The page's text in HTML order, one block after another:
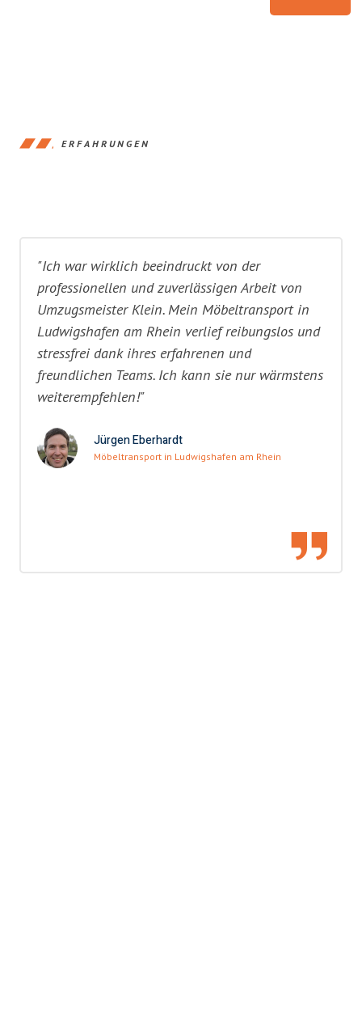
ERFAHRUNGEN
"Ich war wirklich beeindruckt von der
professionellen und zuverlässigen Arbeit von
Umzugsmeister Klein. Mein Möbeltransport in
Ludwigshafen am Rhein verlief reibungslos und
stressfrei dank ihres erfahrenen und
freundlichen Teams. Ich kann sie nur wärmstens
weiterempfehlen!"
Jürgen Eberhardt
Möbeltransport in Ludwigshafen am Rhein